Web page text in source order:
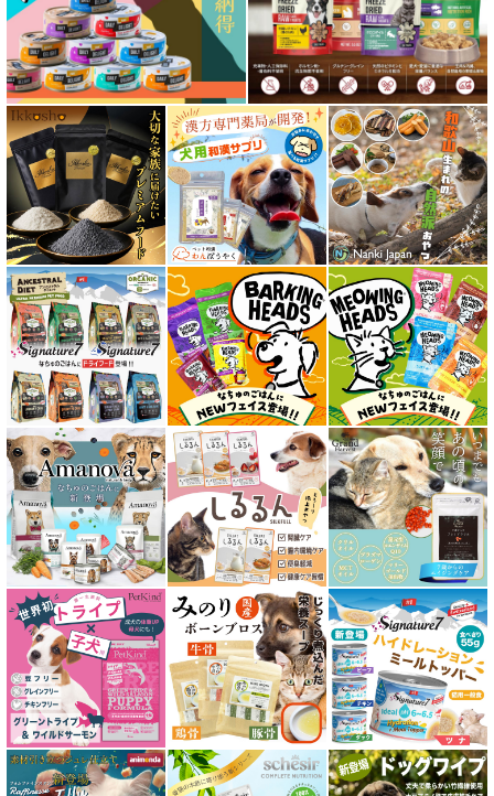
フリーズドライ ドッグフード
エアドライ ドッグフード
愛猫用ウェット300円以下コーナー
全年齢対応 フード for CAT
キトン用 フード for CAT
成猫用 フード for CAT
シニア猫用 フード for CAT
皮膚・被毛ケア対応 フード for CAT
食物アレルギー対応キャットフード
腎臓ケア対応キャットフード
関節サポート対応 フード for CAT
糖尿ケア対応 フード for CAT